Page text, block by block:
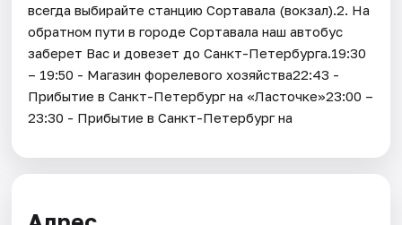
всегда выбирайте станцию Сортавала (вокзал).2. На
обратном пути в городе Сортавала наш автобус
заберет Вас и довезет до Санкт-Петербурга.19:30
– 19:50 - Магазин форелевого хозяйства22:43 -
Прибытие в Санкт-Петербург на «Ласточке»23:00 –
23:30 - Прибытие в Санкт-Петербург на